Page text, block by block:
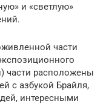
и «светлую»
части
части расположены
с азбукой Брайля,
интересными